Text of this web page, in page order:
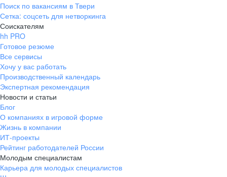
Поиск по вакансиям в Твери
Сетка: соцсеть для нетворкинга
Соискателям
hh PRO
Готовое резюме
Все сервисы
Хочу у вас работать
Производственный календарь
Экспертная рекомендация
Новости и статьи
Блог
О компаниях в игровой форме
Жизнь в компании
ИТ-проекты
Рейтинг работодателей России
Молодым специалистам
Карьера для молодых специалистов